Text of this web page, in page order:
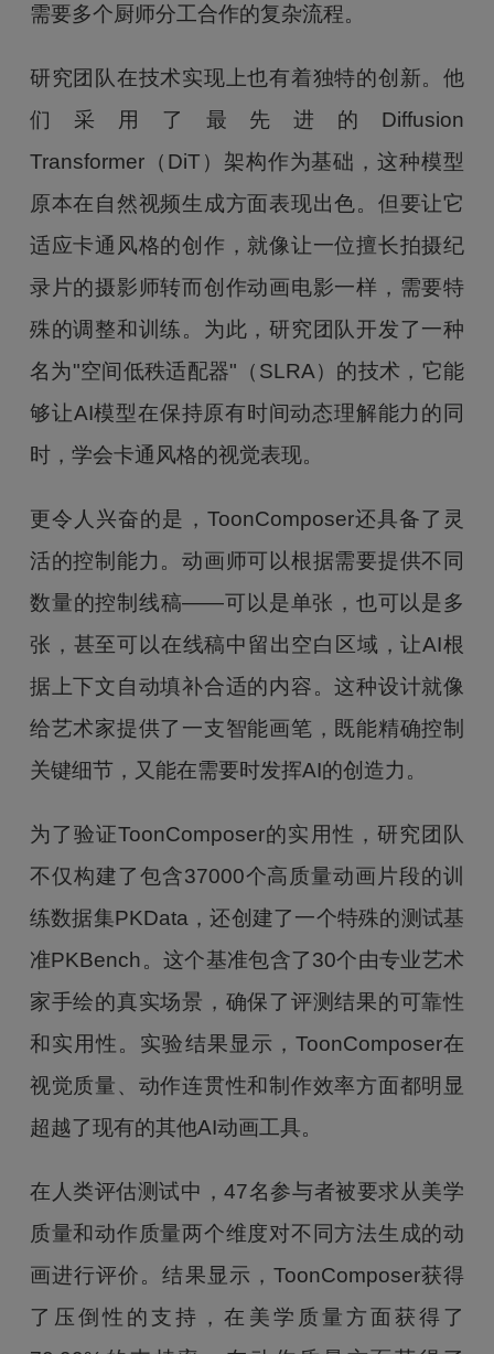
需要多个厨师分工合作的复杂流程。
研究团队在技术实现上也有着独特的创新。他
们采用了最先进的Diffusion
Transformer（DiT）架构作为基础，这种模型
原本在自然视频生成方面表现出色。但要让它
适应卡通风格的创作，就像让一位擅长拍摄纪
录片的摄影师转而创作动画电影一样，需要特
殊的调整和训练。为此，研究团队开发了一种
名为"空间低秩适配器"（SLRA）的技术，它能
够让AI模型在保持原有时间动态理解能力的同
时，学会卡通风格的视觉表现。
更令人兴奋的是，ToonComposer还具备了灵
活的控制能力。动画师可以根据需要提供不同
数量的控制线稿——可以是单张，也可以是多
张，甚至可以在线稿中留出空白区域，让AI根
据上下文自动填补合适的内容。这种设计就像
给艺术家提供了一支智能画笔，既能精确控制
关键细节，又能在需要时发挥AI的创造力。
为了验证ToonComposer的实用性，研究团队
不仅构建了包含37000个高质量动画片段的训
练数据集PKData，还创建了一个特殊的测试基
准PKBench。这个基准包含了30个由专业艺术
家手绘的真实场景，确保了评测结果的可靠性
和实用性。实验结果显示，ToonComposer在
视觉质量、动作连贯性和制作效率方面都明显
超越了现有的其他AI动画工具。
在人类评估测试中，47名参与者被要求从美学
质量和动作质量两个维度对不同方法生成的动
画进行评价。结果显示，ToonComposer获得
了压倒性的支持，在美学质量方面获得了